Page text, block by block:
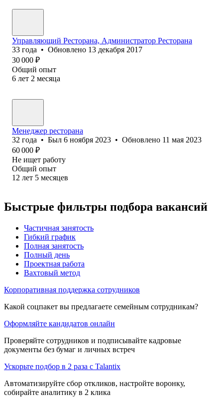
Управляющий Ресторана, Администратор Ресторана
33 года • Обновлено 13 декабря 2017
30 000 ₽
Общий опыт
6 лет 2 месяца
Менеджер ресторана
32 года • Был 6 ноября 2023 • Обновлено 11 мая 2023
60 000 ₽
Не ищет работу
Общий опыт
12 лет 5 месяцев
Быстрые фильтры подбора вакансий
Частичная занятость
Гибкий график
Полная занятость
Полный день
Проектная работа
Вахтовый метод
Корпоративная поддержка сотрудников
Какой соцпакет вы предлагаете семейным сотрудникам?
Оформляйте кандидатов онлайн
Проверяйте сотрудников и подписывайте кадровые
документы без бумаг и личных встреч
Ускорьте подбор в 2 раза с Talantix
Автоматизируйте сбор откликов, настройте воронку,
собирайте аналитику в 2 клика